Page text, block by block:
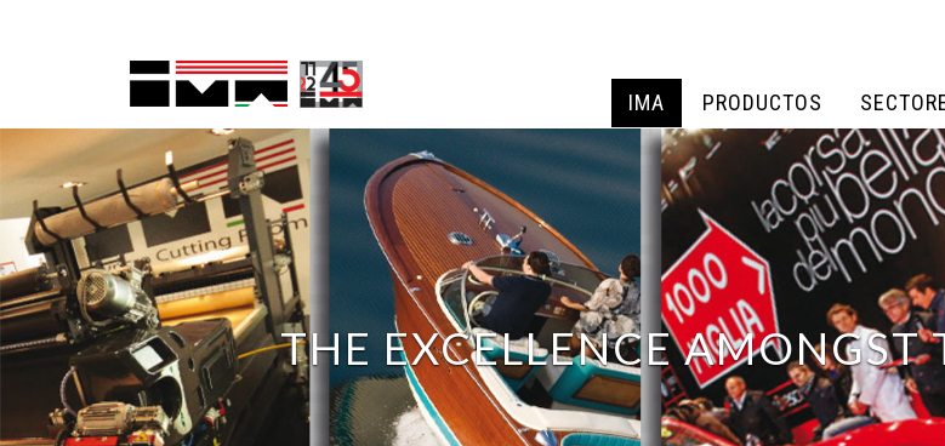
IMA PRODUCTOS
THE EXCELLENCE AMONGST